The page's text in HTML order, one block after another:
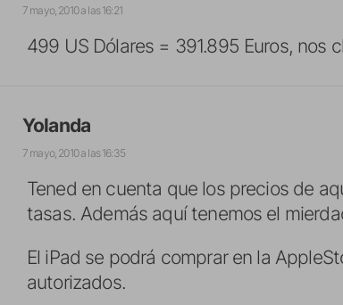
7 mayo, 2010 a las 16:21
499 US Dólares = 391.895 Euros, nos
Yolanda
7 mayo, 2010 a las 16:35
Tened en cuenta que los precios de
tasas. Además aquí tenemos el
El iPad se podrá comprar en la
autorizados.